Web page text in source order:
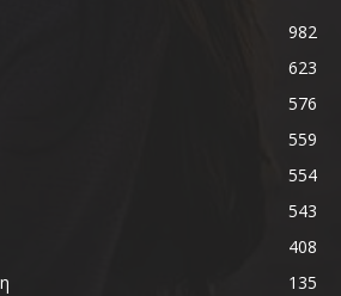
982
623
576
559
554
543
408
135